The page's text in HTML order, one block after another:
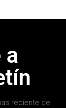
a
reciente de